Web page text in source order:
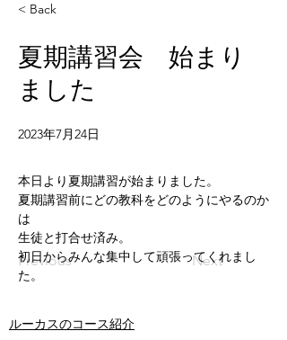
< Back
夏期講習会 始まり
ました
2023年7月24日
Previous Next
本日より夏期講習が始まりました。
夏期講習前にどの教科をどのようにやるのか
は
生徒と打合せ済み。
初日からみんな集中して頑張ってくれまし
た。
ルーカスのコース紹介